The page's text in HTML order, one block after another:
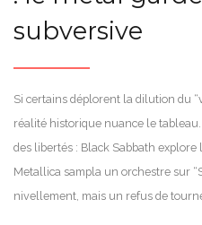
subversive
Si certains déplorent la dilution du
réalité historique nuance le
des libertés : Black Sabbath explore
Metallica sampla un orchestre sur
nivellement, mais un refus de